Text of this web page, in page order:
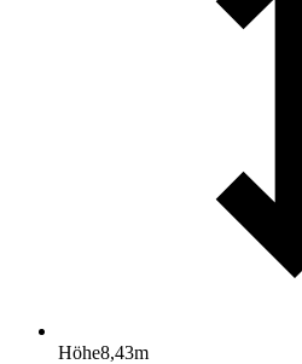
Höhe8,43m